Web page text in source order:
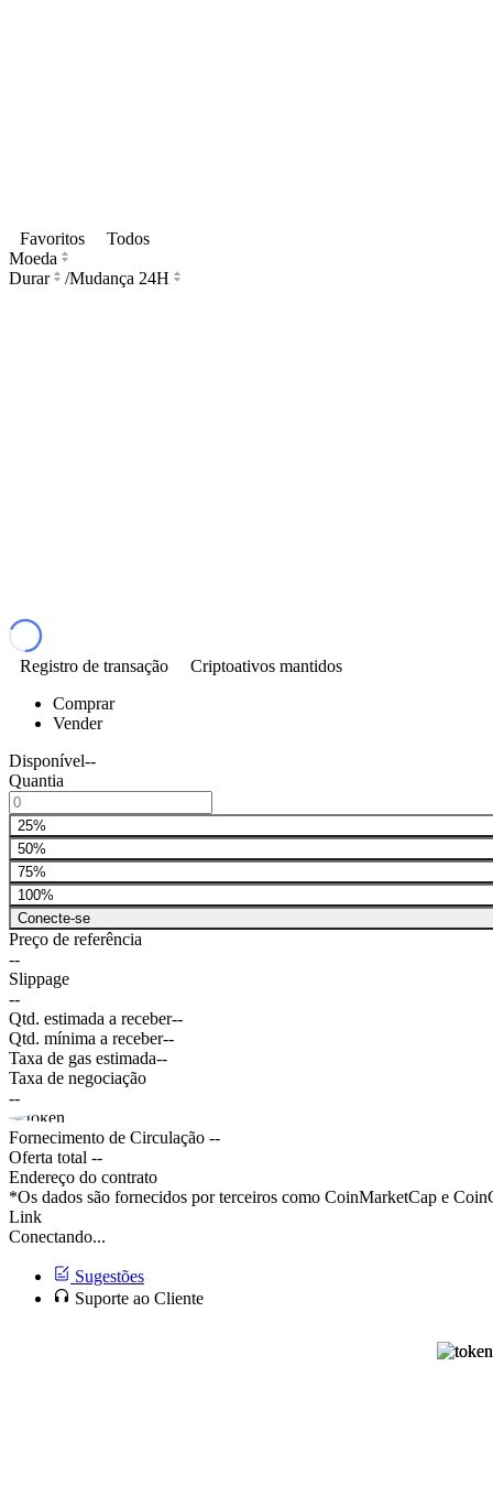
Favoritos
Todos
Moeda
Durar
/Mudança 24H
Registro de transação
Criptoativos mantidos
Comprar
Vender
Disponível--
Quantia
25%
50%
75%
100%
Conecte-se
Preço de referência
--
Slippage
--
Qtd. estimada a receber--
Qtd. mínima a receber--
Taxa de gas estimada--
Taxa de negociação
--
Fornecimento de Circulação --
Oferta total --
Endereço do contrato
*Os dados são fornecidos por terceiros como CoinMarketCap e
Link
Conectando...
Sugestões
Suporte ao Cliente